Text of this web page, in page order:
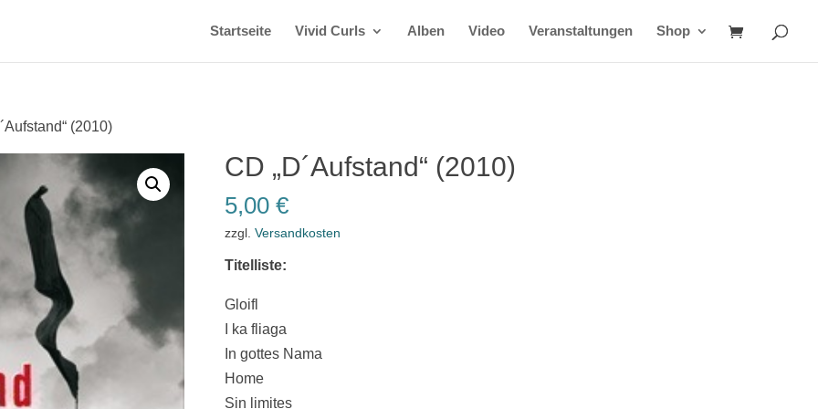
Startseite Vivid Curls Alben Video Veranstaltungen Shop
(2010)
CD „D´Aufstand“ (2010)
5,00 €
zzgl. Versandkosten
Titelliste:
Gloifl
I ka fliaga
In gottes Nama
Home
Sin limites